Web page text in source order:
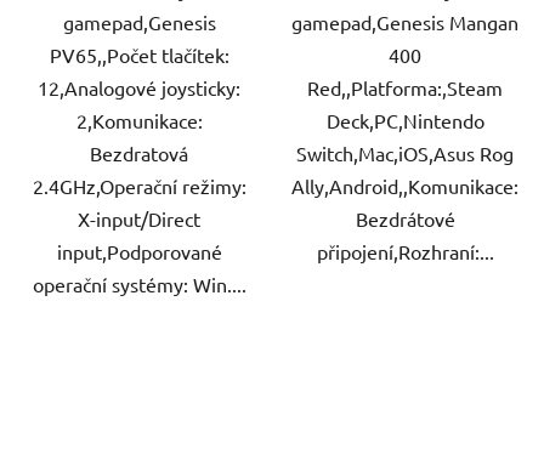
gamepad,Genesis
PV65,,Počet tlačítek:
12,Analogové joysticky:
2,Komunikace:
Bezdratová
2.4GHz,Operační režimy:
X-input/Direct
input,Podporované
operační systémy: Win....
gamepad,Genesis Mangan
400
Red,,Platforma:,Steam
Deck,PC,Nintendo
Switch,Mac,iOS,Asus Rog
Ally,Android,,Komunikace:
Bezdrátové
připojení,Rozhraní:...